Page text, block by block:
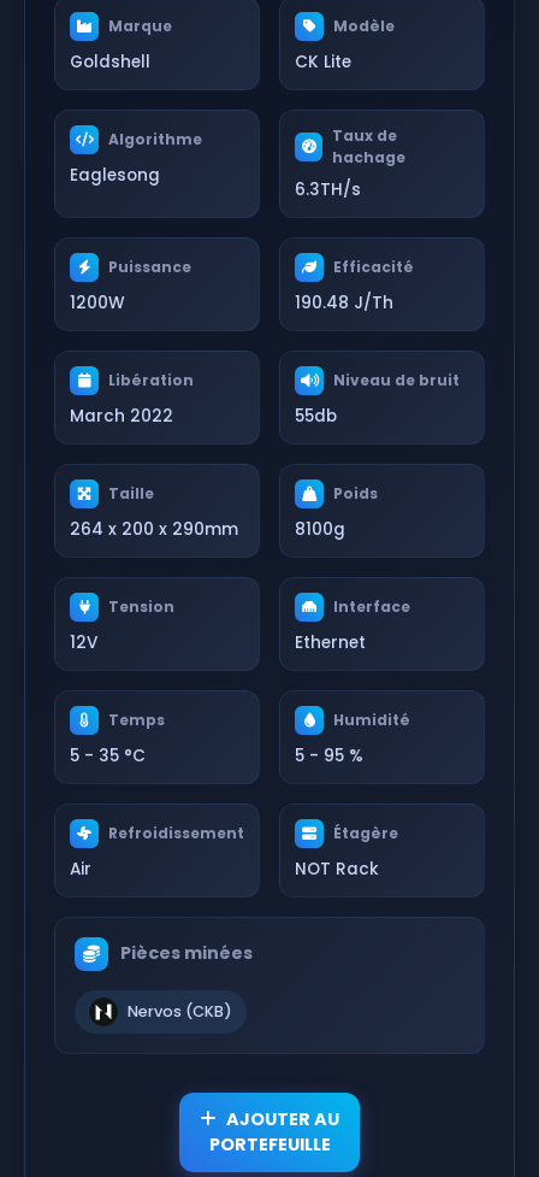
Marque
Goldshell
Modèle
CK Lite
Algorithme
Eaglesong
Taux de
hachage
6.3TH/s
Puissance
1200W
Efficacité
190.48 J/Th
Libération
March 2022
Niveau de bruit
55db
Taille
264 x 200 x 290mm
Poids
8100g
Tension
12V
Interface
Ethernet
Temps
5 - 35 °C
Humidité
5 - 95 %
Refroidissement
Air
Étagère
NOT Rack
Pièces minées
Nervos (CKB)
AJOUTER AU
PORTEFEUILLE